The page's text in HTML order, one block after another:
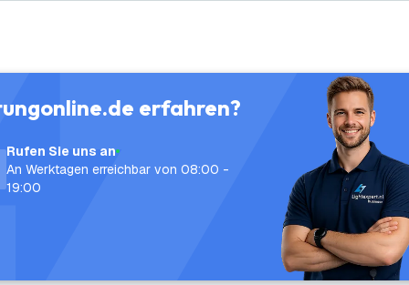
erfahren?
Rufen Sie uns an
An Werktagen erreichbar von 08:00 -
19:00